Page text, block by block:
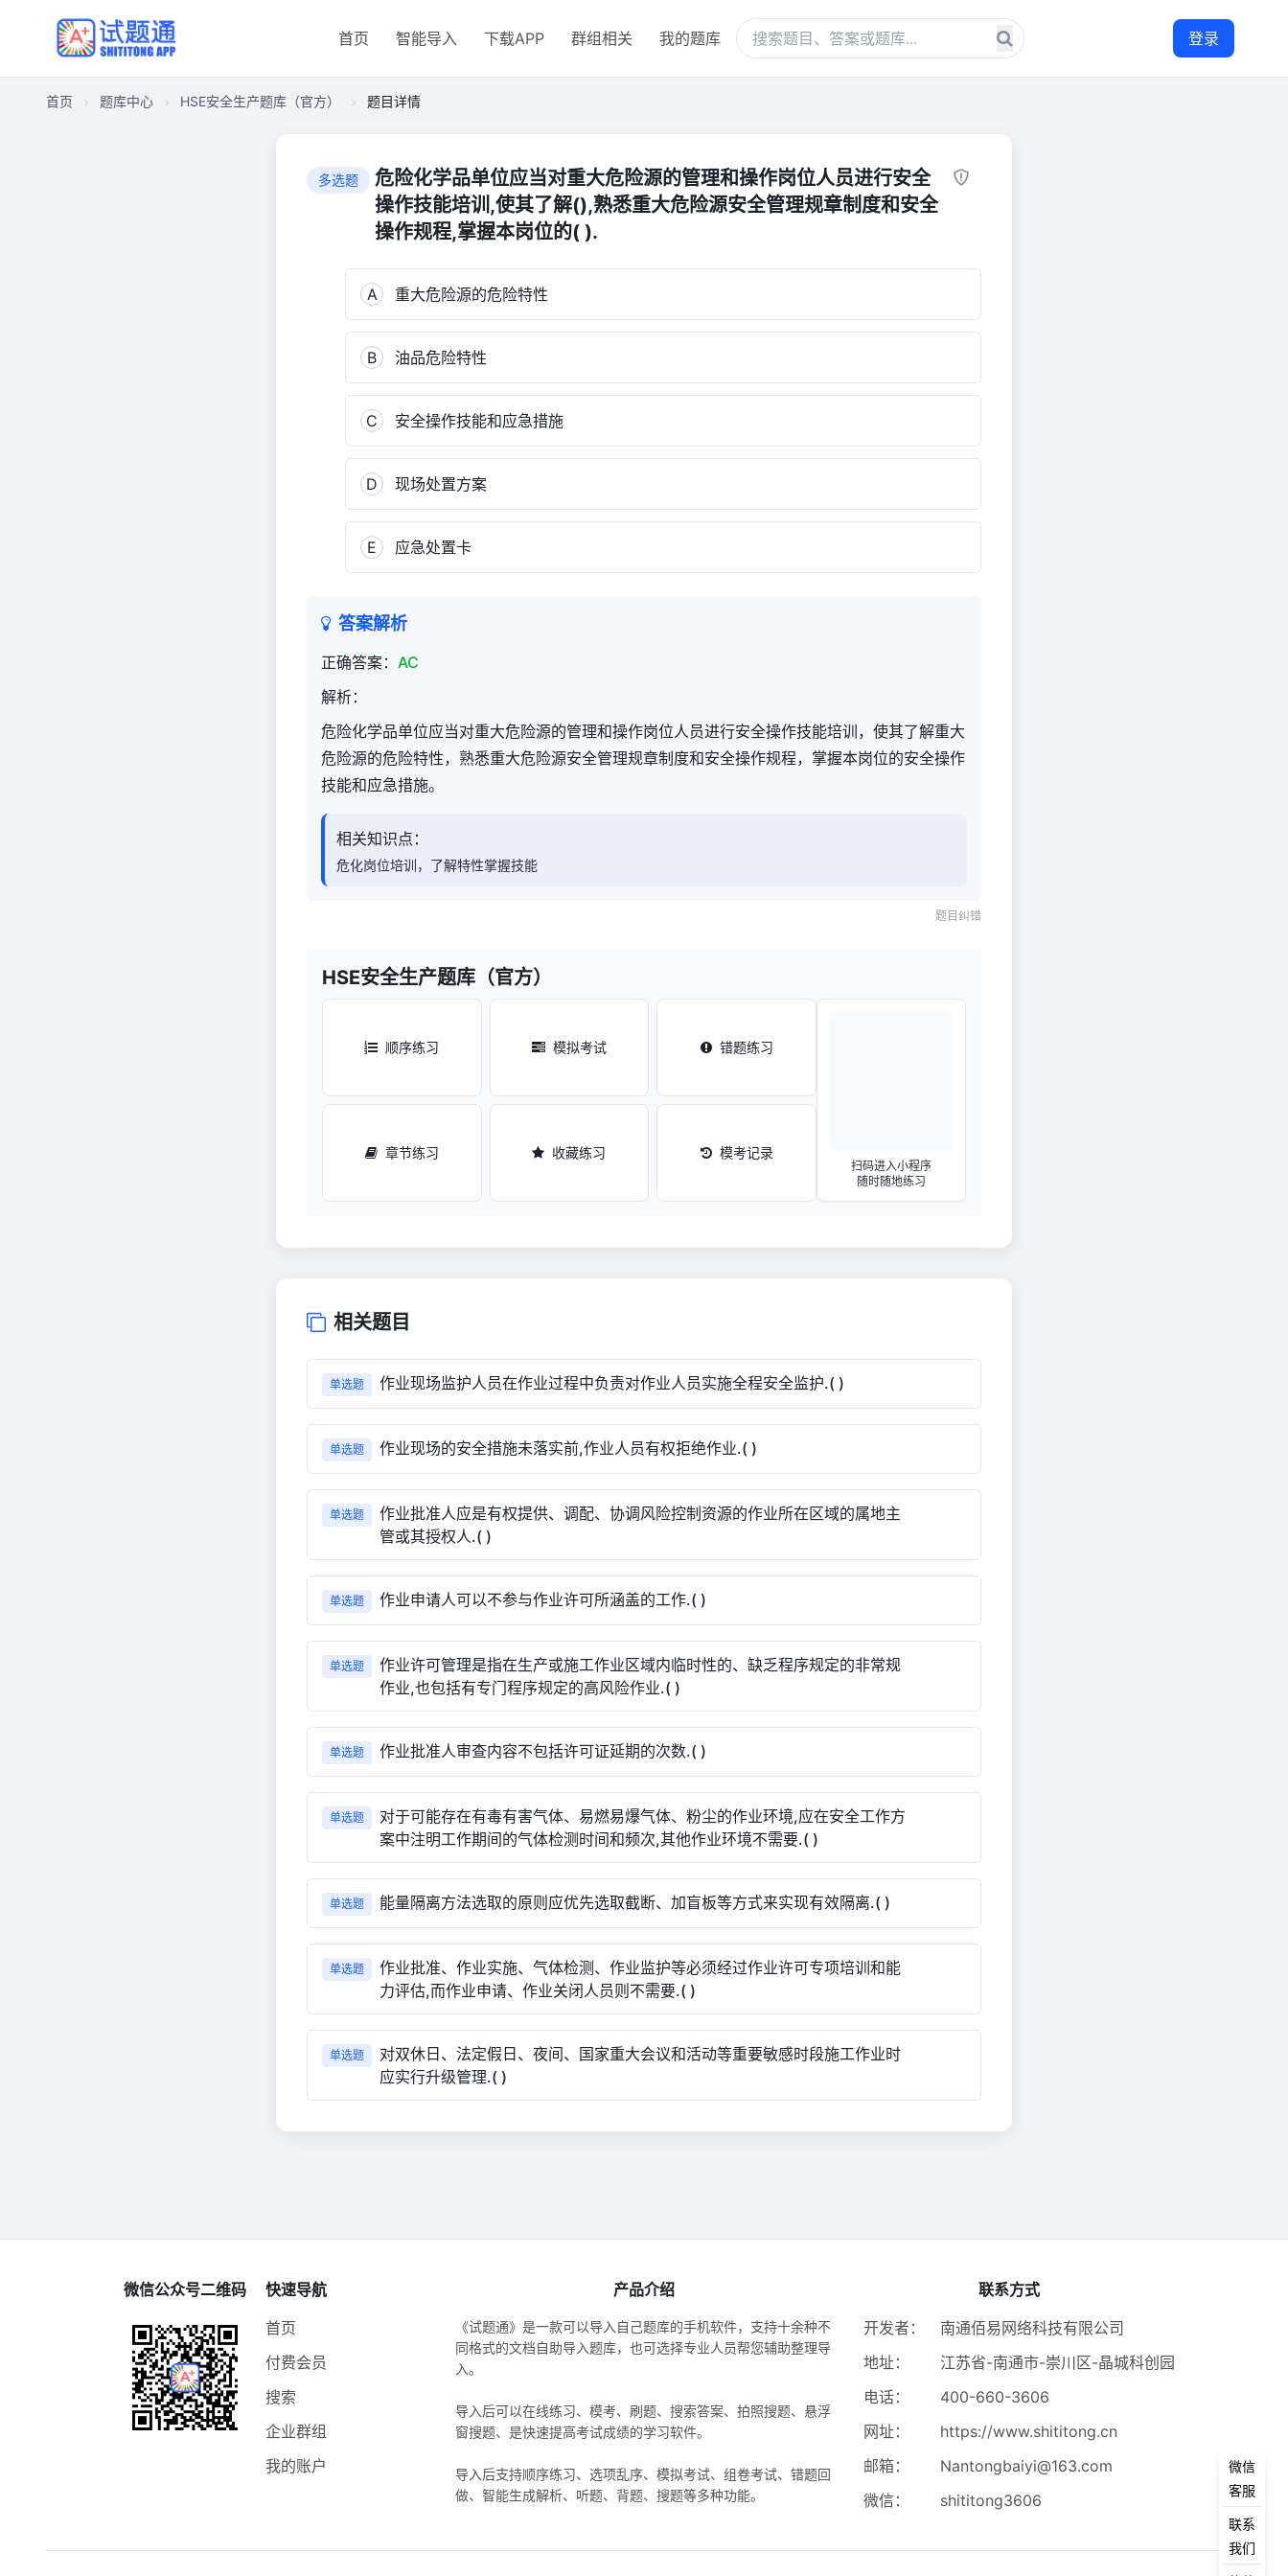
首页 智能导入 下载APP 群组相关 我的题库 登录
首页 题库中心 HSE安全生产题库（官方） 题目详情
多选题
危险化学品单位应当对重大危险源的管理和操作岗位人员进行安全
操作技能培训,使其了解(),熟悉重大危险源安全管理规章制度和安全
操作规程,掌握本岗位的( ).
A 重大危险源的危险特性
B 油品危险特性
C 安全操作技能和应急措施
D 现场处置方案
E 应急处置卡
答案解析
正确答案： AC
解析：
危险化学品单位应当对重大危险源的管理和操作岗位人员进行安全操作技能培训，使其了解重大
危险源的危险特性，熟悉重大危险源安全管理规章制度和安全操作规程，掌握本岗位的安全操作
技能和应急措施。
相关知识点：
危化岗位培训，了解特性掌握技能
题目纠错
HSE安全生产题库（官方）
顺序练习 模拟考试 错题练习
章节练习 收藏练习 模考记录
扫码进入小程序
随时随地练习
相关题目
单选题 作业现场监护人员在作业过程中负责对作业人员实施全程安全监护.( )
单选题 作业现场的安全措施未落实前,作业人员有权拒绝作业.( )
单选题
作业批准人应是有权提供、调配、协调风险控制资源的作业所在区域的属地主
管或其授权人.( )
单选题 作业申请人可以不参与作业许可所涵盖的工作.( )
单选题
作业许可管理是指在生产或施工作业区域内临时性的、缺乏程序规定的非常规
作业,也包括有专门程序规定的高风险作业.( )
单选题 作业批准人审查内容不包括许可证延期的次数.( )
单选题
对于可能存在有毒有害气体、易燃易爆气体、粉尘的作业环境,应在安全工作方
案中注明工作期间的气体检测时间和频次,其他作业环境不需要.( )
单选题 能量隔离方法选取的原则应优先选取截断、加盲板等方式来实现有效隔离.( )
单选题
作业批准、作业实施、气体检测、作业监护等必须经过作业许可专项培训和能
力评估,而作业申请、作业关闭人员则不需要.( )
单选题
对双休日、法定假日、夜间、国家重大会议和活动等重要敏感时段施工作业时
应实行升级管理.( )
微信公众号二维码
快速导航
首页
付费会员
搜索
企业群组
我的账户
产品介绍
《试题通》是一款可以导入自己题库的手机软件，支持十余种不
同格式的文档自助导入题库，也可选择专业人员帮您辅助整理导
入。
导入后可以在线练习、模考、刷题、搜索答案、拍照搜题、悬浮
窗搜题、是快速提高考试成绩的学习软件。
导入后支持顺序练习、选项乱序、模拟考试、组卷考试、错题回
做、智能生成解析、听题、背题、搜题等多种功能。
联系方式
开发者：
南通佰易网络科技有限公司
地址：
江苏省-南通市-崇川区-晶城科创园
电话：
400-660-3606
网址：
https://www.shititong.cn
邮箱：
Nantongbaiyi@163.com
微信：
shititong3606
微信
客服
联系
我们